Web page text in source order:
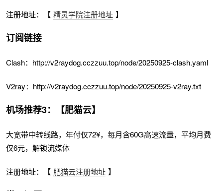
注册地址：【 精灵学院注册地址 】
订阅链接
Clash：http://v2raydog.cczzuu.top/node/20250925-clash.yaml
V2ray：http://v2raydog.cczzuu.top/node/20250925-v2ray.txt
机场推荐3：【肥猫云】
大宽带中转线路，年付仅72¥，每月含60G高速流量，平均月费
仅6元，解锁流媒体
注册地址：【 肥猫云注册地址 】